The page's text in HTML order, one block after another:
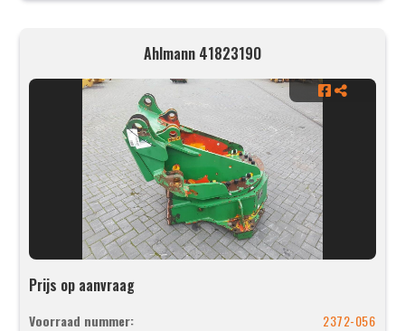
Ahlmann 4182319O
Prijs op aanvraag
Voorraad nummer:
2372-056